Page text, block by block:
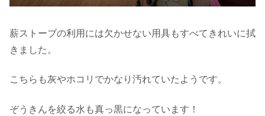
薪ストーブの利用には欠かせない用具もすべてきれいに拭
きました。
こちらも灰やホコリでかなり汚れていたようです。
ぞうきんを絞る水も真っ黒になっています！